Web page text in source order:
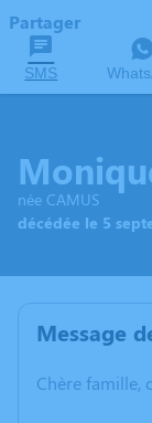
Partager
SMS
née CAMUS
décédée le 5
Message
Chère famille,